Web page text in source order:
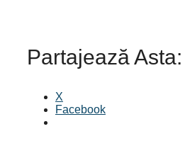
Partajează Asta:
X
Facebook